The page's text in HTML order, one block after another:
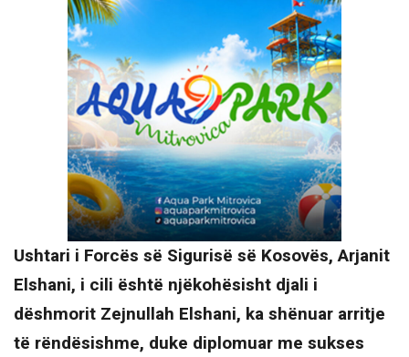
Ushtari i Forcës së Sigurisë së Kosovës, Arjanit
Elshani, i cili është njëkohësisht djali i
dëshmorit Zejnullah Elshani, ka shënuar arritje
të rëndësishme, duke diplomuar me sukses